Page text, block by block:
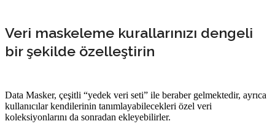
Veri maskeleme kurallarınızı dengeli
bir şekilde özelleştirin
Data Masker, çeşitli “yedek veri seti” ile beraber gelmektedir, ayrıca
kullanıcılar kendilerinin tanımlayabilecekleri özel veri
koleksiyonlarını da sonradan ekleyebilirler.